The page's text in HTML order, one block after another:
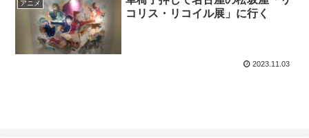
アニメ
コリス・リコイル展」に行く
2023.11.03